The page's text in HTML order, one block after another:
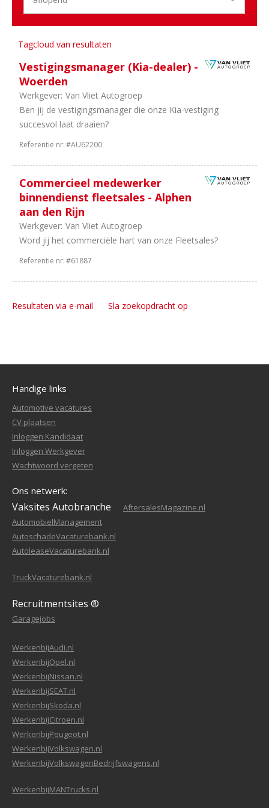
uur
Tagcloud van resultaten
Vestigingsmanager (Kia-dealer) -
Woerden
Werkgever: Van Vliet Autogroep
Ben jij de vestigingsmanager die onze Kia-vestiging
succesvol laat draaien?
Referentie nr:#AU62200
Commercieel medewerker
binnendienst fleetsales - Alphen
aan den Rijn
Werkgever: Van Vliet Autogroep
Word jij het commerciële hart van onze Fleetsales?
Referentie nr:#61887
Resultaten via e-mail Sla zoekopdracht op
Handige links
Automotive vacatures
CV plaatsen
Inloggen Kandidaat
Inloggen Werkgever
Wachtwoord vergeten
Ons netwerk:
Vaksites Autobranche
AftersalesMagazine.nl
AutomobielManagement
AutoschadeVacaturebank.nl
AutoleaseVacaturebank.nl
TruckVacaturebank.nl
Recruitmentsites ®
Garagejobs
WerkenbijAudi.nl
WerkenbijOpel.nl
WerkenbijNissan.nl
WerkenbijSEAT.nl
WerkenbijSkoda.nl
WerkenbijCitroen.nl
WerkenbijPeugeot.nl
WerkenbijVolkswagen.nl
WerkenbijVolkswagenBedrijfswagens.nl
WerkenbijMANTrucks.nl